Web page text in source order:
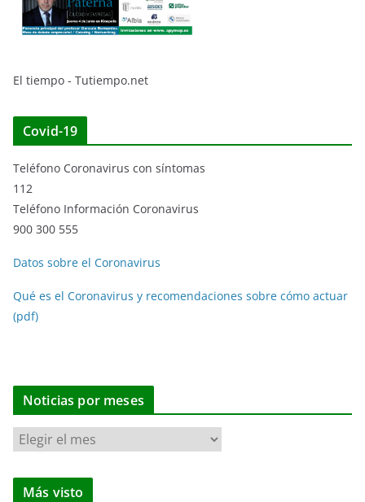
El tiempo - Tutiempo.net
Covid-19
Teléfono Coronavirus con síntomas
112
Teléfono Información Coronavirus
900 300 555
Datos sobre el Coronavirus
Qué es el Coronavirus y recomendaciones sobre cómo actuar
(pdf)
Noticias por meses
N
o
t
Más visto